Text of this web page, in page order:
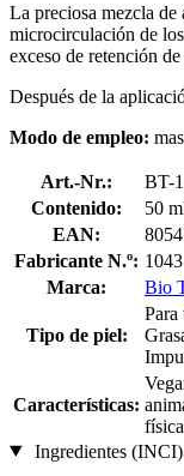
La preciosa mezcla de
microcirculación de
exceso de retención de
Después de la
Modo de empleo:
Art.-Nr.:
BT-
Contenido:
50
EAN:
Fabricante N.º: 1043
Marca:
Bio
Tipo de piel:
Características:
física
Ingredientes (INCI)